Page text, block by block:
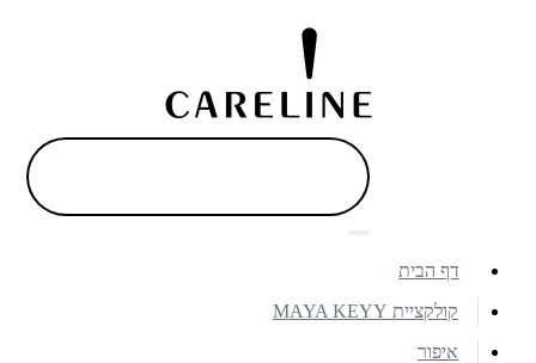
דף הבית
קולקציית MAYA KEYY
איפור